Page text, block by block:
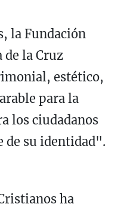
la Fundación
de la Cruz
estético,
para la
los ciudadanos
de su identidad".
ha